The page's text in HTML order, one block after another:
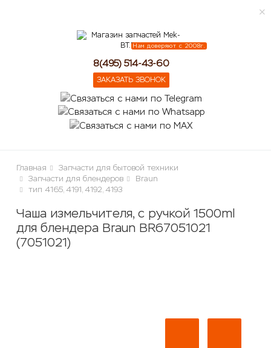
Нам доверяют с 2008г.
8(495) 514-43-60
ЗАКАЗАТЬ ЗВОНОК
Главная
Запчасти для бытовой техники
Запчасти для блендеров
Braun
тип 4165, 4191, 4192, 4193
Чаша измельчителя, с ручкой 1500ml
для блендера Braun BR67051021
(7051021)